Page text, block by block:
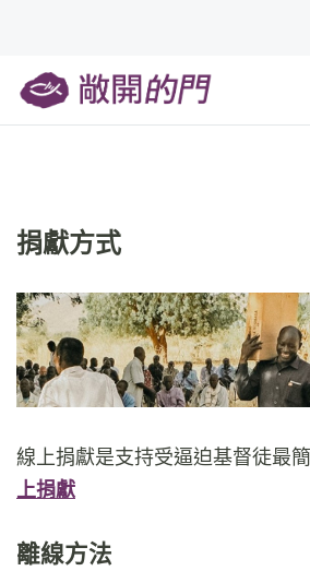
捐獻方式
線上捐獻是支持受逼迫基督徒最
上捐獻
離線方法